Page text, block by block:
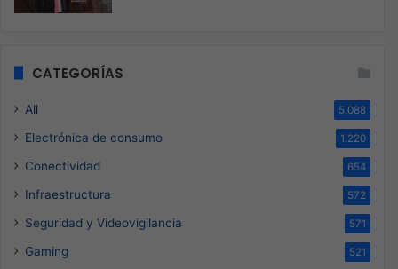
CATEGORÍAS
All 5.088
Electrónica de consumo 1.220
Conectividad 654
Infraestructura 572
Seguridad y Videovigilancia 571
Gaming 521